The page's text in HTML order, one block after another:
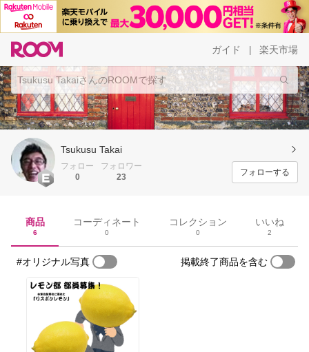
ガイド 楽天市場
Tsukusu Takai
フォロー
0
フォロワー
23
フォローする
商品
6
コーディネート
0
コレクション
0
いいね
2
#オリジナル写真 掲載終了商品を含む